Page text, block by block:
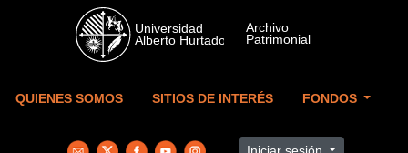
Skip to main content
QUIENES SOMOS SITIOS DE INTERÉS FONDOS